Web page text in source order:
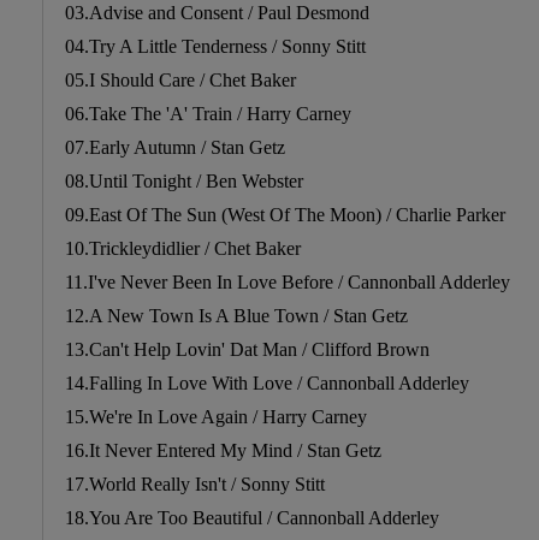
03.Advise and Consent / Paul Desmond
04.Try A Little Tenderness / Sonny Stitt
05.I Should Care / Chet Baker
06.Take The 'A' Train / Harry Carney
07.Early Autumn / Stan Getz
08.Until Tonight / Ben Webster
09.East Of The Sun (West Of The Moon) / Charlie Parker
10.Trickleydidlier / Chet Baker
11.I've Never Been In Love Before / Cannonball Adderley
12.A New Town Is A Blue Town / Stan Getz
13.Can't Help Lovin' Dat Man / Clifford Brown
14.Falling In Love With Love / Cannonball Adderley
15.We're In Love Again / Harry Carney
16.It Never Entered My Mind / Stan Getz
17.World Really Isn't / Sonny Stitt
18.You Are Too Beautiful / Cannonball Adderley